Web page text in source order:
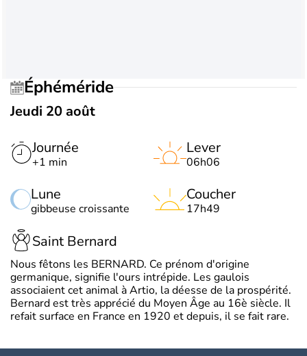
Éphéméride
Jeudi 20 août
Journée
+1 min
Lune
gibbeuse croissante
Lever
06h06
Coucher
17h49
Saint Bernard
Nous fêtons les BERNARD. Ce prénom d'origine
germanique, signifie l'ours intrépide. Les gaulois
associaient cet animal à Artio, la déesse de la prospérité.
Bernard est très apprécié du Moyen Âge au 16è siècle. Il
refait surface en France en 1920 et depuis, il se fait rare.